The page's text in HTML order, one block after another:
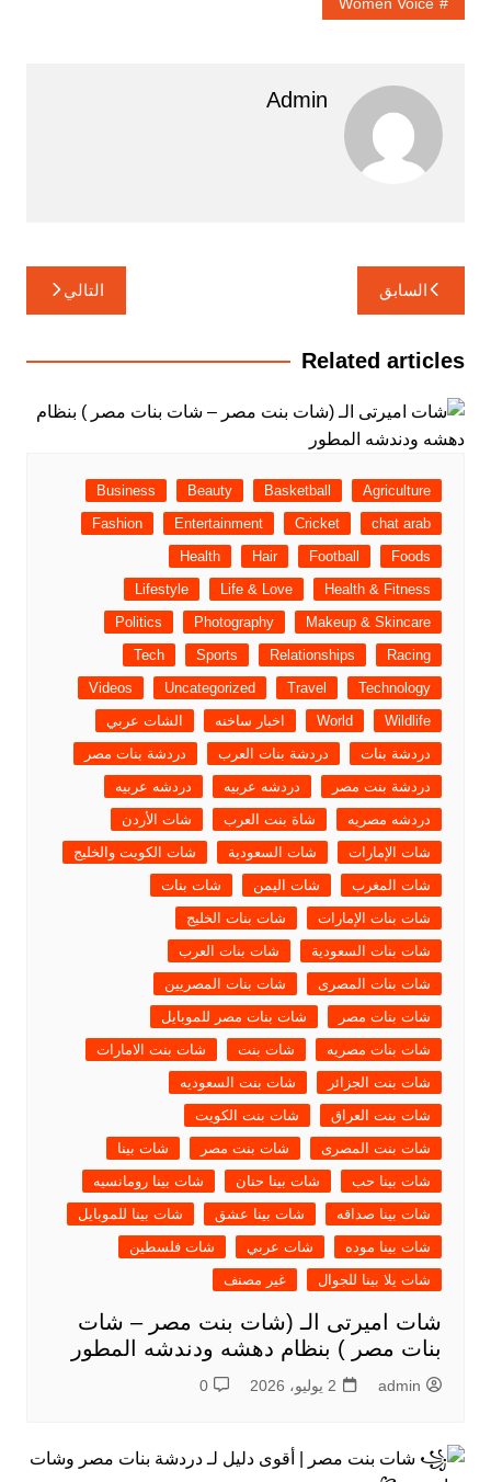
Admin
تصفّح
المقالات
السابق التالي
Related articles
Agriculture
Basketball
Beauty
Business
chat arab
Cricket
Entertainment
Fashion
Foods
Football
Hair
Health
Health & Fitness
Life & Love
Lifestyle
Makeup & Skincare
Photography
Politics
Racing
Relationships
Sports
Tech
Technology
Travel
Uncategorized
Videos
Wildlife
World اخبار ساخنه
الشات عربي
دردشة بنات
دردشة بنات العرب
دردشة بنات مصر
دردشة بنت مصر
دردشه عربيه
دردشه عربيه
دردشه مصريه
شاة بنت العرب
شات الأردن
شات الإمارات
شات السعودية
شات الكويت والخليج
شات المغرب
شات اليمن
شات بنات
شات بنات الإمارات
شات بنات الخليج
شات بنات السعودية
شات بنات العرب
شات بنات المصرى
شات بنات المصريين
شات بنات مصر
شات بنات مصر للموبايل
شات بنات مصريه
شات بنت
شات بنت الامارات
شات بنت الجزائر
شات بنت السعوديه
شات بنت العراق
شات بنت الكويت
شات بنت المصرى
شات بنت مصر
شات بينا
شات بينا حب
شات بينا حنان
شات بينا رومانسيه
شات بينا صداقه
شات بينا عشق
شات بينا للموبايل
شات بينا موده
شات عربي
شات فلسطين
شات يلا بينا للجوال
غير مصنف
شات اميرتى الـ (شات بنت مصر – شات
بنات مصر ) بنظام دهشه ودندشه المطور
admin 2 يوليو، 2026 0